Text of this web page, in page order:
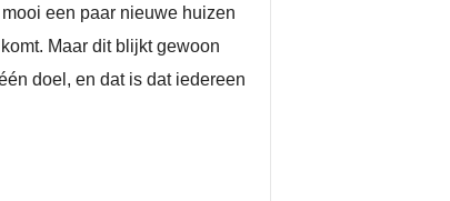
een paar nieuwe huizen
Maar dit blijkt gewoon
doel, en dat is dat iedereen